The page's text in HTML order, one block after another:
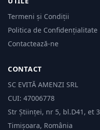
Termeni și Condiții
Politica de Confidențialitate
Contactează-ne
CONTACT
SC EVITĂ AMENZI SRL
CUI: 47006778
Str Științei, nr 5, bl.D41, et 3
Timișoara, România